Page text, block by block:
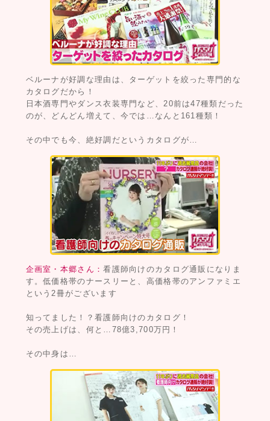
ベルーナが好調な理由は、ターゲットを絞った専門的な
カタログだから！
日本酒専門やダンス衣装専門など、20前は47種類だった
のが、どんどん増えて、今では…なんと161種類！
その中でも今、絶好調だというカタログが…
企画室・本郷さん：看護師向けのカタログ通販になりま
す。低価格帯のナースリーと、高価格帯のアンファミエ
という2冊がございます
知ってました！？看護師向けのカタログ！
その売上げは、何と…78億3,700万円！
その中身は…